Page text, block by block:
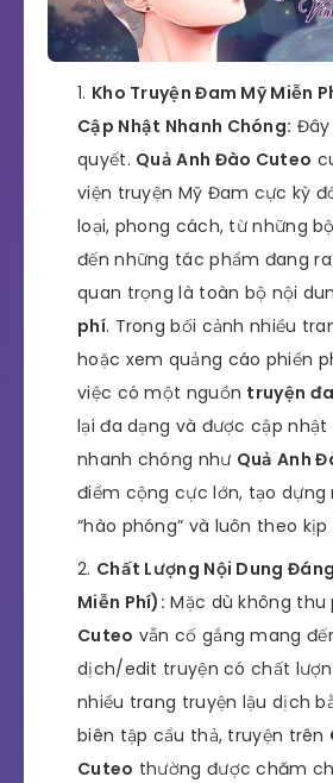
Kho Truyện Đam Mỹ Miễn
Cập Nhật Nhanh Chóng:
quyết. Quả Anh Đào Cuteo
viện truyện Mỹ Đam cực kỳ
loại, phong cách, từ những
đến những tác phẩm đang
quan trọng là toàn bộ nội
phí. Trong bối cảnh nhiều
hoặc xem quảng cáo phiền
việc có một nguồn truyện
lại đa dạng và được cập
nhanh chóng như Quả Anh
điểm cộng cực lớn, tạo dựng
“hào phóng” và luôn theo kịp
Chất Lượng Nội Dung
Miễn Phí): Mặc dù không thu
Cuteo vẫn cố gắng mang
dịch/edit truyện có chất
nhiều trang truyện lậu dịch
biên tập cẩu thả, truyện trên
Cuteo thường được chăm